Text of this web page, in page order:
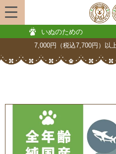
いぬのための
7,000円（税込7,700円）以